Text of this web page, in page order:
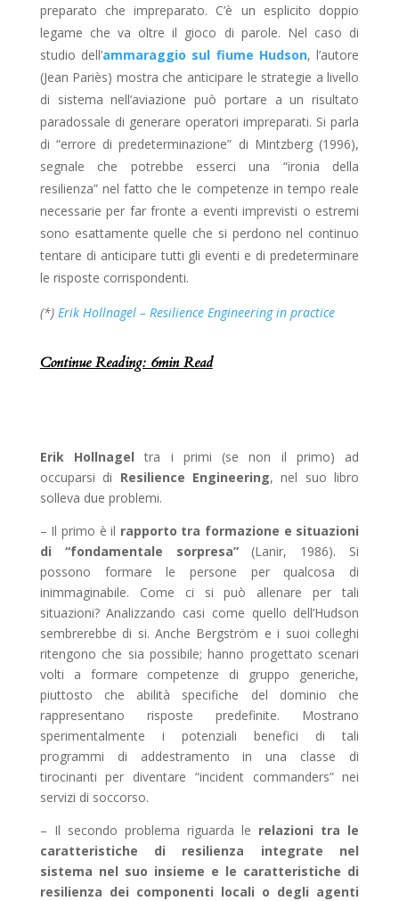
preparato che impreparato. C’è un esplicito doppio
legame che va oltre il gioco di parole. Nel caso di
studio dell’ammaraggio sul fiume Hudson, l’autore
(Jean Pariès) mostra che anticipare le strategie a livello
di sistema nell’aviazione può portare a un risultato
paradossale di generare operatori impreparati. Si parla
di “errore di predeterminazione” di Mintzberg (1996),
segnale che potrebbe esserci una “ironia della
resilienza” nel fatto che le competenze in tempo reale
necessarie per far fronte a eventi imprevisti o estremi
sono esattamente quelle che si perdono nel continuo
tentare di anticipare tutti gli eventi e di predeterminare
le risposte corrispondenti.
(*) Erik Hollnagel – Resilience Engineering in practice
Continue Reading: 6min Read
Erik Hollnagel tra i primi (se non il primo) ad
occuparsi di Resilience Engineering, nel suo libro
solleva due problemi.
– Il primo è il rapporto tra formazione e situazioni
di “fondamentale sorpresa”(Lanir, 1986). Si
possono formare le persone per qualcosa di
inimmaginabile. Come ci si può allenare per tali
situazioni? Analizzando casi come quello dell’Hudson
sembrerebbe di si. Anche Bergström e i suoi colleghi
ritengono che sia possibile; hanno progettato scenari
volti a formare competenze di gruppo generiche,
piuttosto che abilità specifiche del dominio che
rappresentano risposte predefinite. Mostrano
sperimentalmente i potenziali benefici di tali
programmi di addestramento in una classe di
tirocinanti per diventare “incident commanders” nei
servizi di soccorso.
– Il secondo problema riguarda le relazioni tra le
caratteristiche di resilienza integrate nel
sistema nel suo insieme e le caratteristiche di
resilienza dei componenti locali o degli agenti